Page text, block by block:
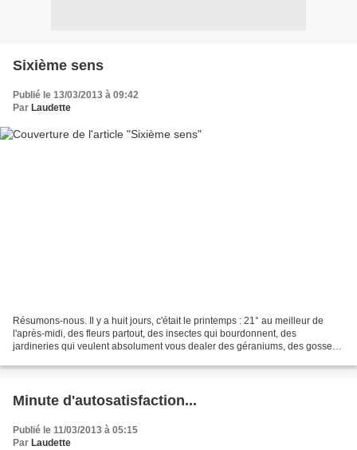
Sixième sens
Publié le 13/03/2013 à 09:42
Par Laudette
Résumons-nous. Il y a huit jours, c'était le printemps : 21° au meilleur de
l'après-midi, des fleurs partout, des insectes qui bourdonnent, des
jardineries qui veulent absolument vous dealer des géraniums, des gosses
Minute d'autosatisfaction...
Publié le 11/03/2013 à 05:15
Par Laudette